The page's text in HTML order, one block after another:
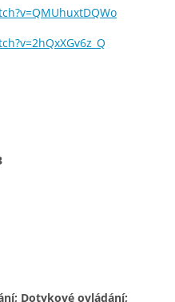
Dotykové ovládání;